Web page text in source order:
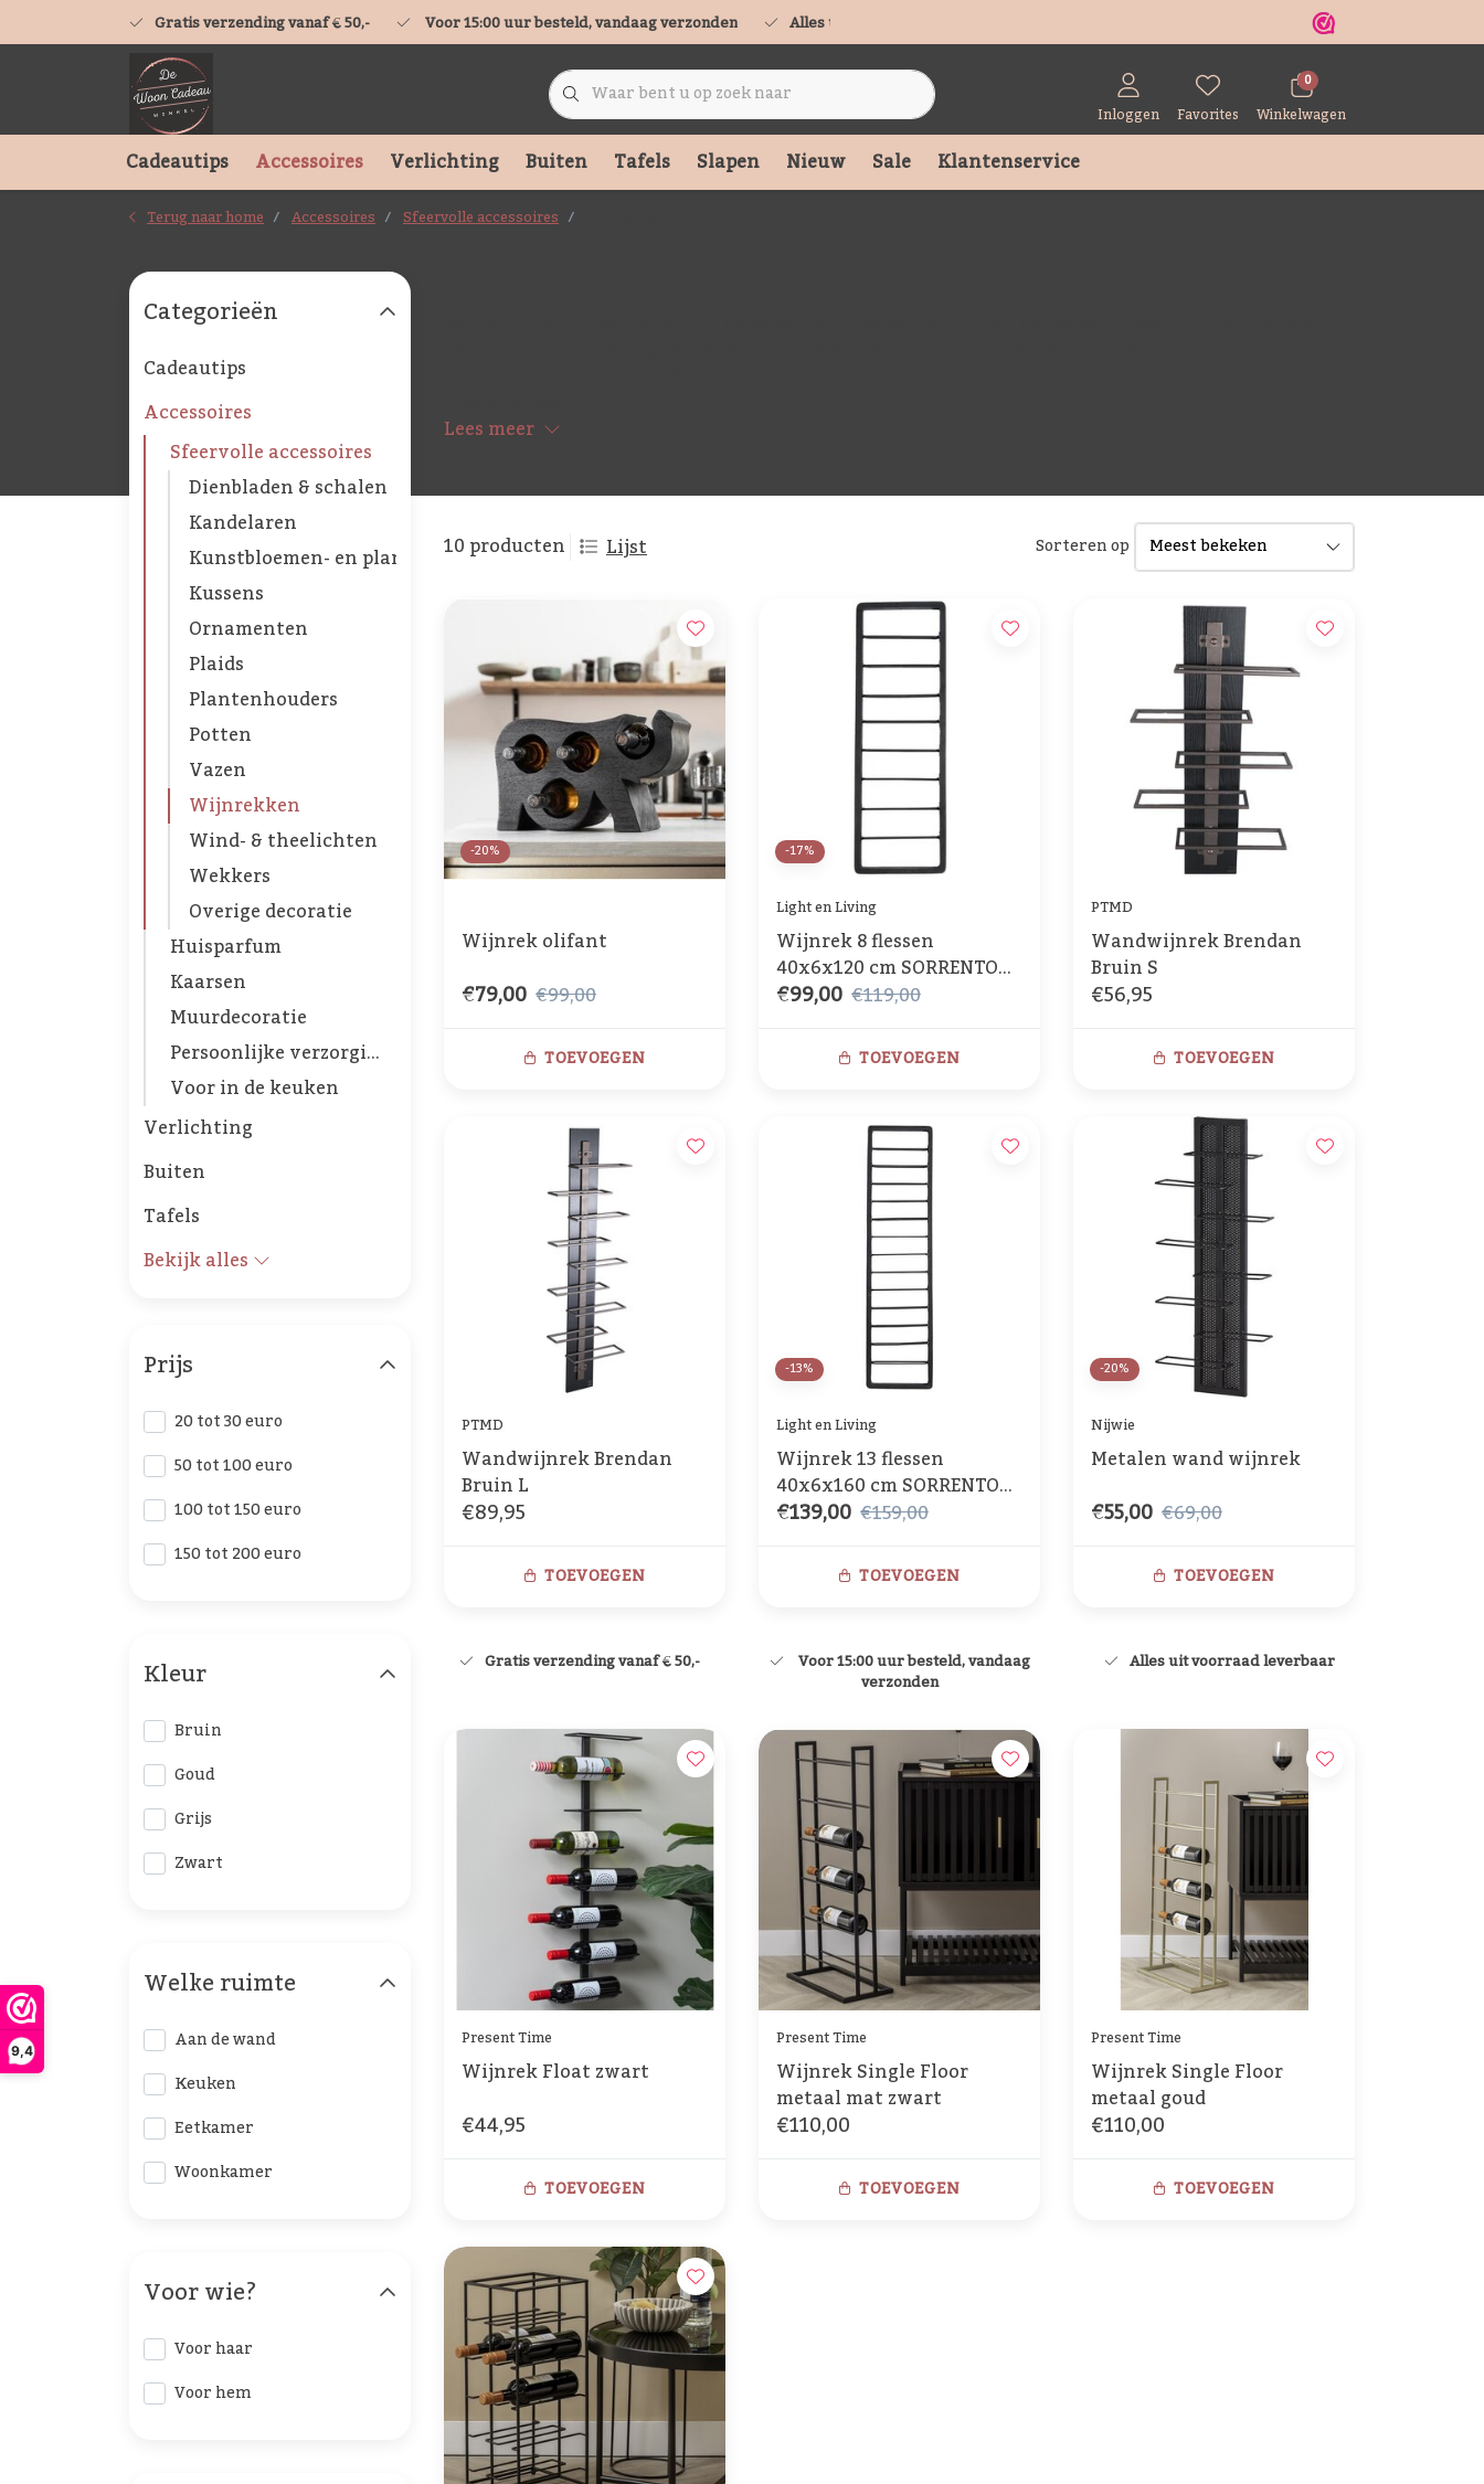
9,4
Gratis verzending vanaf € 50,- Voor 15:00 uur besteld, vandaag verzonden Alles uit voorraad leverbaar
Inloggen Favorites
0
Winkelwagen
Cadeautips Accessoires Verlichting Buiten Tafels Slapen Nieuw Sale Klantenservice
Terug naar home Accessoires Sfeervolle accessoires
Lees meer
10 producten Lijst Sorteren op
-20%
Wijnrek olifant
€79,00 €99,00
TOEVOEGEN
-17%
Light en Living
Wijnrek 8 flessen
40x6x120 cm SORRENTO
hout zwart+zwart
€99,00 €119,00
TOEVOEGEN
PTMD
Wandwijnrek Brendan
Bruin S
€56,95
TOEVOEGEN
PTMD
Wandwijnrek Brendan
Bruin L
€89,95
TOEVOEGEN
-13%
Light en Living
Wijnrek 13 flessen
40x6x160 cm SORRENTO
hout zwart+zwart
€139,00 €159,00
TOEVOEGEN
-20%
Nijwie
Metalen wand wijnrek
€55,00 €69,00
TOEVOEGEN
Gratis verzending vanaf € 50,- Voor 15:00 uur besteld, vandaag
verzonden
Alles uit voorraad leverbaar
Present Time
Wijnrek Float zwart
€44,95
TOEVOEGEN
Present Time
Wijnrek Single Floor
metaal mat zwart
€110,00
TOEVOEGEN
Present Time
Wijnrek Single Floor
metaal goud
€110,00
TOEVOEGEN
Categorieën
Cadeautips
Accessoires
Sfeervolle accessoires
Dienbladen & schalen
Kandelaren
Kunstbloemen- en planten
Kussens
Ornamenten
Plaids
Plantenhouders
Potten
Vazen
Wijnrekken
Wind- & theelichten
Wekkers
Overige decoratie
Huisparfum
Kaarsen
Muurdecoratie
Persoonlijke verzorging
Voor in de keuken
Verlichting
Buiten
Tafels
Bekijk alles
Prijs
20 tot 30 euro
50 tot 100 euro
100 tot 150 euro
150 tot 200 euro
Kleur
Bruin
Goud
Grijs
Zwart
Welke ruimte
Aan de wand
Keuken
Eetkamer
Woonkamer
Voor wie?
Voor haar
Voor hem